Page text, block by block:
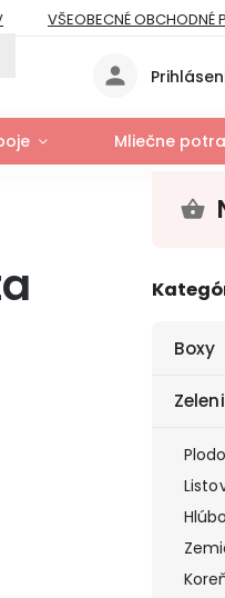
VŠEOBECNÉ OBCHODNÉ
Mliečne
Boxy